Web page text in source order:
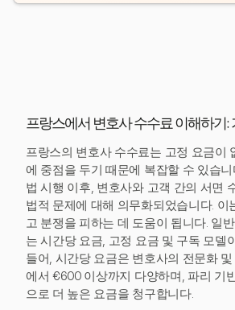
프랑스에서 변호사 수수료 이해하기:
프랑스의 변호사 수수료는 고정 요금이
에 중점을 두기 때문에 복잡할 수 있습
법 시행 이후, 변호사와 고객 간의 서면
법적 문제에 대해 의무화되었습니다. 이
고 분쟁을 피하는 데 도움이 됩니다. 일
는 시간당 요금, 고정 요금 및 구독 모델
들어, 시간당 요금은 변호사의 전문화
에서 €600 이상까지 다양하며, 파리 기
으로 더 높은 요금을 청구합니다.